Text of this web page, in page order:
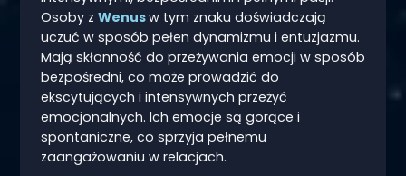
Osoby z Wenusw tym znaku doświadczają
uczuć w sposób pełen dynamizmu i entuzjazmu.
Mają skłonność do przeżywania emocji w sposób
bezpośredni, co może prowadzić do
ekscytujących i intensywnych przeżyć
emocjonalnych. Ich emocje są gorące i
spontaniczne, co sprzyja pełnemu
zaangażowaniu w relacjach.